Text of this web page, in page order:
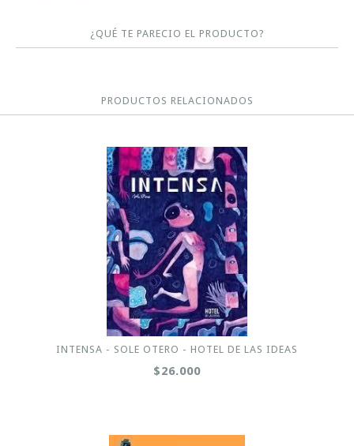
¿QUÉ TE PARECIO EL PRODUCTO?
PRODUCTOS RELACIONADOS
INTENSA - SOLE OTERO - HOTEL DE LAS IDEAS
$26.000